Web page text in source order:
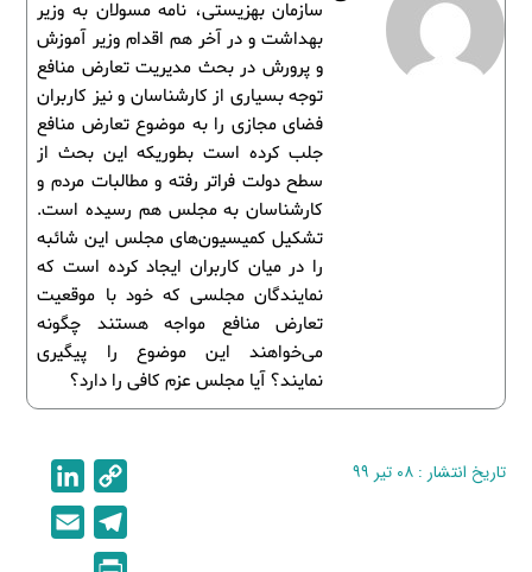
سازمان بهزیستی، نامه مسولان به وزیر
بهداشت و در آخر هم اقدام وزیر آموزش
و پرورش در بحث مدیریت تعارض منافع
توجه بسیاری از کارشناسان و نیز کاربران
فضای مجازی را به موضوع تعارض منافع
جلب کرده است بطوریکه این بحث از
سطح دولت فراتر رفته و مطالبات مردم و
کارشناسان به مجلس هم رسیده است.
تشکیل کمیسیون‌های مجلس این شائبه
را در میان کاربران ایجاد کرده است که
نمایندگان مجلسی که خود با موقعیت
تعارض منافع مواجه هستند چگونه
می‌خواهند این موضوع را پیگیری
نمایند؟ آیا مجلس عزم کافی را دارد؟
تاریخ انتشار : ۰۸ تیر ۹۹
o
p
i
n
e